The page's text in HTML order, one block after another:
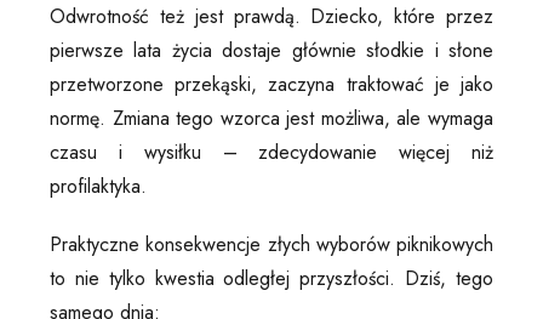
Odwrotność też jest prawdą. Dziecko, które przez
pierwsze lata życia dostaje głównie słodkie i słone
przetworzone przekąski, zaczyna traktować je jako
normę. Zmiana tego wzorca jest możliwa, ale wymaga
czasu i wysiłku – zdecydowanie więcej niż
profilaktyka.
Praktyczne konsekwencje złych wyborów piknikowych
to nie tylko kwestia odległej przyszłości. Dziś, tego
samego dnia: